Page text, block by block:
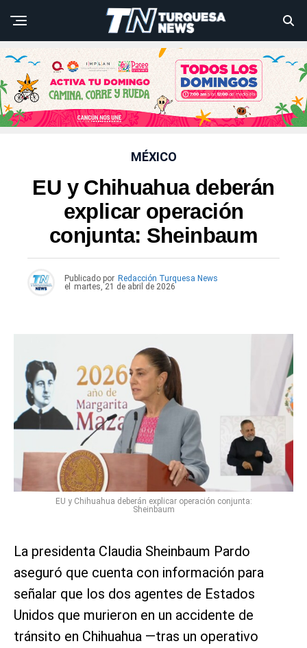
MÉXICO
EU y Chihuahua deberán
explicar operación
conjunta: Sheinbaum
Publicado por Redacción Turquesa News
el
martes, 21 de abril de 2026
EU y Chihuahua deberán explicar operación conjunta:
Sheinbaum
La presidenta Claudia Sheinbaum Pardo
aseguró que cuenta con información para
señalar que los dos agentes de Estados
Unidos que murieron en un accidente de
tránsito en Chihuahua —tras un operativo